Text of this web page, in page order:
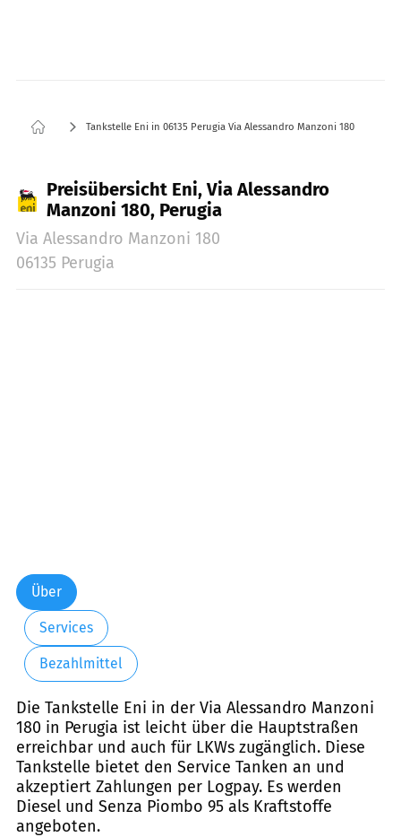
Tankstelle Eni in 06135 Perugia Via Alessandro Manzoni 180
Preisübersicht Eni, Via Alessandro
Manzoni 180, Perugia
Via Alessandro Manzoni 180
06135 Perugia
Über
Services
Bezahlmittel
Die Tankstelle Eni in der Via Alessandro Manzoni
180 in Perugia ist leicht über die Hauptstraßen
erreichbar und auch für LKWs zugänglich. Diese
Tankstelle bietet den Service Tanken an und
akzeptiert Zahlungen per Logpay. Es werden
Diesel und Senza Piombo 95 als Kraftstoffe
angeboten.